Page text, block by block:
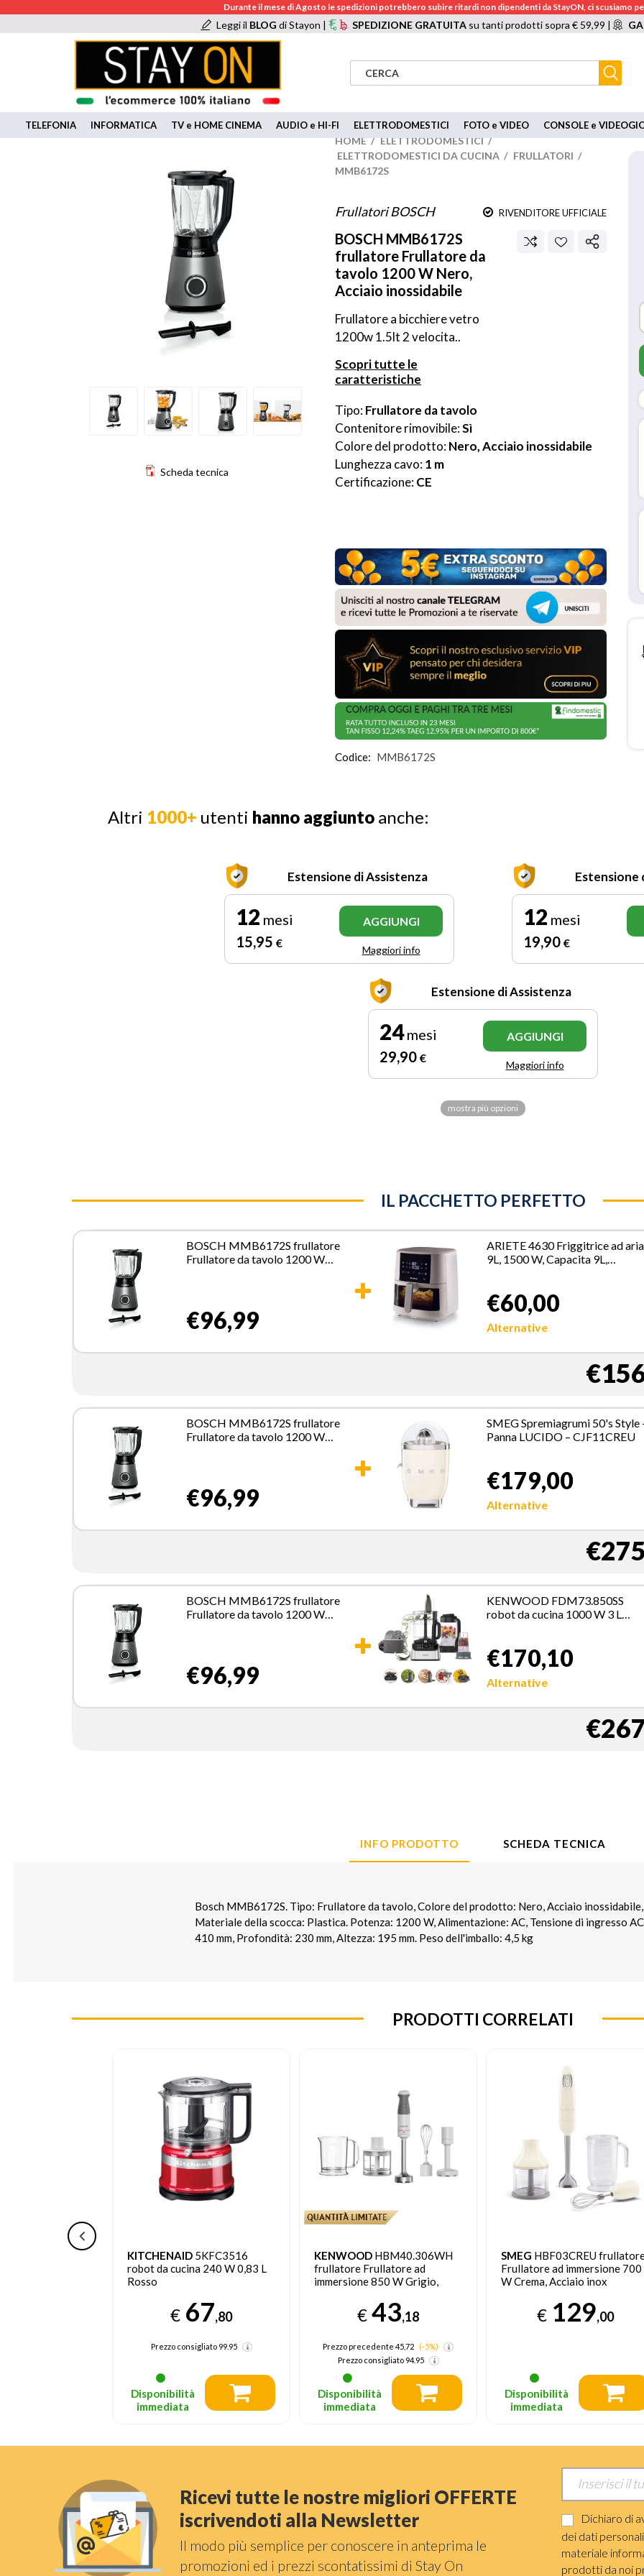
Durante il mese di Agosto le spedizioni potrebbero subire ritardi non dipendenti da StayON, ci scusiamo
Leggi il BLOGdi Stayon | SPEDIZIONE GRATUITAsu tanti prodotti sopra € 59,99 |
TELEFONIA INFORMATICA TV e HOME CINEMA AUDIO e HI-FI ELETTRODOMESTICI FOTO e VIDEO CONSOLE e
Scheda tecnica
HOME / ELETTRODOMESTICI /
ELETTRODOMESTICI DA CUCINA / FRULLATORI /
MMB6172S
Frullatori BOSCH RIVENDITORE UFFICIALE
BOSCH MMB6172S
frullatore Frullatore da
tavolo 1200 W Nero,
Acciaio inossidabile
Frullatore a bicchiere vetro
1200w 1.5lt 2 velocita..
Scopri tutte le
caratteristiche
Tipo: Frullatore da tavolo
Contenitore rimovibile: Sì
Colore del prodotto: Nero, Acciaio inossidabile
Lunghezza cavo: 1 m
Certificazione: CE
Codice: MMB6172S
Altri 1000+ utenti hanno aggiunto anche:
Estensione di Assistenza
12 mesi
15,95 €
AGGIUNGI
Maggiori info
Estensione
12 mesi
19,90 €
Estensione di Assistenza
24mesi
29,90 €
AGGIUNGI
Maggiori info
mostra più opzioni
IL PACCHETTO PERFETTO
BOSCH MMB6172S frullatore
Frullatore da tavolo 1200 W
€96,99
ARIETE 4630 Friggitrice ad aria
9L, 1500 W, Capacita 9L,
Temperatura fino a 200°,
Cestello trasparente per
controllo cottura, Bianco
€60,00
Alternative
BOSCH MMB6172S frullatore
Frullatore da tavolo 1200 W
€96,99
SMEG Spremiagrumi 50's Style
Panna LUCIDO – CJF11CREU
€179,00
Alternative
BOSCH MMB6172S frullatore
Frullatore da tavolo 1200 W
€96,99
KENWOOD FDM73.850SS
robot da cucina 1000 W 3 L
€170,10
Alternative
INFO PRODOTTO SCHEDA TECNICA
Bosch MMB6172S. Tipo: Frullatore da tavolo, Colore del prodotto: Nero, Acciaio inossidabile,
Materiale della scocca: Plastica. Potenza: 1200 W, Alimentazione: AC, Tensione di ingresso
410 mm, Profondità: 230 mm, Altezza: 195 mm. Peso dell'imballo: 4,5 kg
PRODOTTI CORRELATI
KENWOOD HBM40.306WH
frullatore Frullatore ad
immersione 850 W Grigio,
€ 43,18
Prezzo precedente 45,72 (-5%)
Disponibilità
immediata
SMEG HBF03CREU frullatore
Frullatore ad immersione 700
W Crema, Acciaio inox
€ 129,00
Disponibilità
immediata
KENWOOD CHP61.100WH
tritaverdure elettrico 0,5 L
500 W Bianco
€ 27,17
Disponibilità
immediata
Ricevi tutte le nostre migliori OFFERTE
iscrivendoti alla Newsletter
Il modo più semplice per conoscere in anteprima le
promozioni ed i prezzi scontatissimi di Stay On
Dichiaro di
dei dati
materiale
prodotti da noi